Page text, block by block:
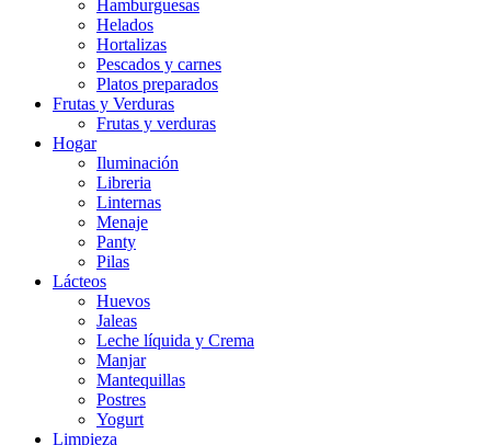
Hamburguesas
Helados
Hortalizas
Pescados y carnes
Platos preparados
Frutas y Verduras
Frutas y verduras
Hogar
Iluminación
Libreria
Linternas
Menaje
Panty
Pilas
Lácteos
Huevos
Jaleas
Leche líquida y Crema
Manjar
Mantequillas
Postres
Yogurt
Limpieza